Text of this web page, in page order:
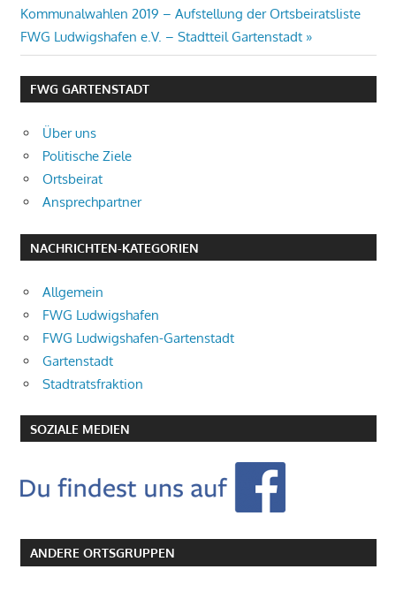
Nächster
Beitrag:
Kommunalwahlen 2019 – Aufstellung der Ortsbeiratsliste
FWG Ludwigshafen e.V. – Stadtteil Gartenstadt
FWG GARTENSTADT
Über uns
Politische Ziele
Ortsbeirat
Ansprechpartner
NACHRICHTEN-KATEGORIEN
Allgemein
FWG Ludwigshafen
FWG Ludwigshafen-Gartenstadt
Gartenstadt
Stadtratsfraktion
SOZIALE MEDIEN
ANDERE ORTSGRUPPEN